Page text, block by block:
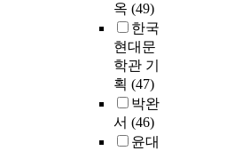
옥 (49)
한국
현대문
학관 기
획 (47)
박완
서 (46)
윤대